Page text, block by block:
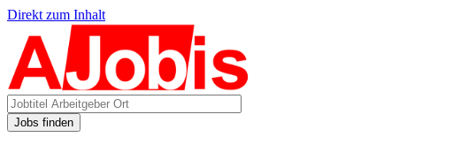
Direkt zum Inhalt
Jobs finden